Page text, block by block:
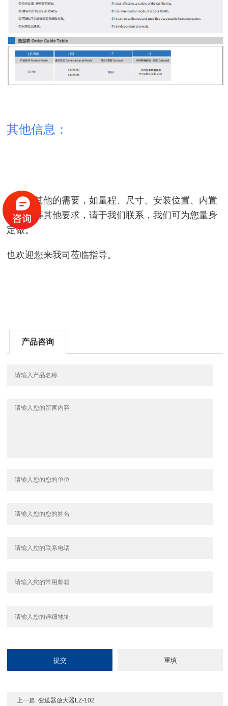
其他信息：
如您有其他的需要，如量程、尺寸、安装位置、内置
变送器等其他要求，请于我们联系，我们可为您量身
定做。
也欢迎您来我司莅临指导。
产品咨询
上一篇:变送器放大器LZ-102